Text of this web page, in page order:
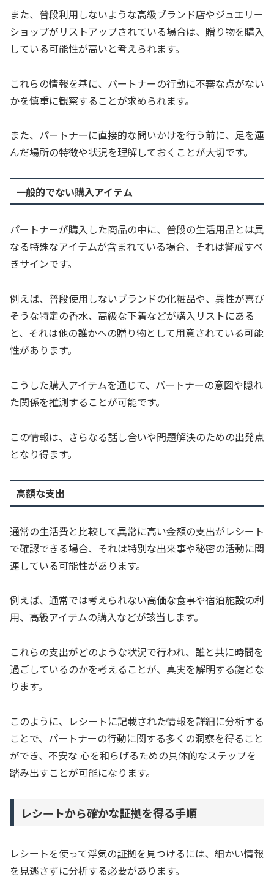
また、普段利用しないような高級ブランド店やジュエリー
ショップがリストアップされている場合は、贈り物を購入
している可能性が高いと考えられます。
これらの情報を基に、パートナーの行動に不審な点がない
かを慎重に観察することが求められます。
また、パートナーに直接的な問いかけを行う前に、足を運
んだ場所の特徴や状況を理解しておくことが大切です。
一般的でない購入アイテム
パートナーが購入した商品の中に、普段の生活用品とは異
なる特殊なアイテムが含まれている場合、それは警戒すべ
きサインです。
例えば、普段使用しないブランドの化粧品や、異性が喜び
そうな特定の香水、高級な下着などが購入リストにある
と、それは他の誰かへの贈り物として用意されている可能
性があります。
こうした購入アイテムを通じて、パートナーの意図や隠れ
た関係を推測することが可能です。
この情報は、さらなる話し合いや問題解決のための出発点
となり得ます。
高額な支出
通常の生活費と比較して異常に高い金額の支出がレシート
で確認できる場合、それは特別な出来事や秘密の活動に関
連している可能性があります。
例えば、通常では考えられない高価な食事や宿泊施設の利
用、高級アイテムの購入などが該当します。
これらの支出がどのような状況で行われ、誰と共に時間を
過ごしているのかを考えることが、真実を解明する鍵とな
ります。
このように、レシートに記載された情報を詳細に分析する
ことで、パートナーの行動に関する多くの洞察を得ること
ができ、不安な 心を和らげるための具体的なステップを
踏み出すことが可能になります。
レシートから確かな証拠を得る手順
レシートを使って浮気の証拠を見つけるには、細かい情報
を見逃さずに分析する必要があります。